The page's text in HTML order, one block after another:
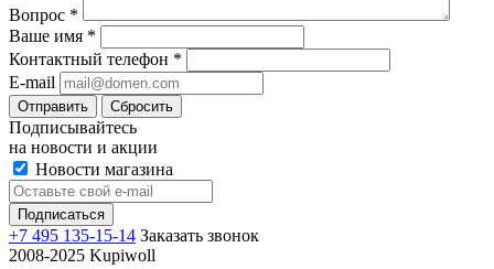
Вопрос *
Ваше имя *
Контактный телефон *
E-mail
Отправить Сбросить
Подписывайтесь
на новости и акции
Новости магазина
+7 495 135-15-14 Заказать звонок
2008-2025 Kupiwoll